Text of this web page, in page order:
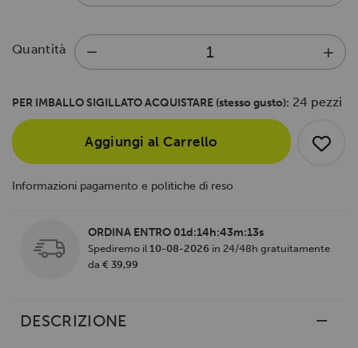
Quantità
PER IMBALLO SIGILLATO ACQUISTARE (stesso gusto): 24 pezzi
Aggiungi al Carrello
Informazioni pagamento e politiche di reso
ORDINA ENTRO 01d:14h:43m:13s
Spediremo il 10-08-2026 in 24/48h gratuitamente
da € 39,99
DESCRIZIONE